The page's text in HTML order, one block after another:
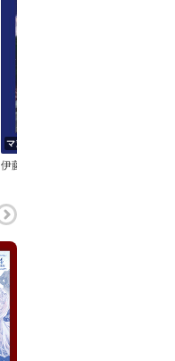
マンガ｜話
伊藤暖彦